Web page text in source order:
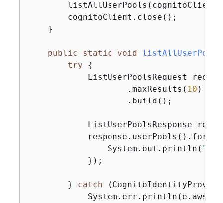
        cognitoClient.close();
    }
public static void listAllUserPools
try
{
ListUserPoolsRequest
                    .maxResults(
10 )
                    .build();
ListUserPoolsResponse
                System.out.println(
            });
        }
catch